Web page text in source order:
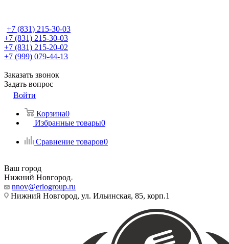
+7 (831) 215-30-03
+7 (831) 215-30-03
+7 (831) 215-20-02
+7 (999) 079-44-13
Заказать звонок
Задать вопрос
Войти
Корзина0
Избранные товары0
Сравнение товаров0
Ваш город
Нижний Новгород
nnov@eriogroup.ru
Нижний Новгород, ул. Ильинская, 85, корп.1